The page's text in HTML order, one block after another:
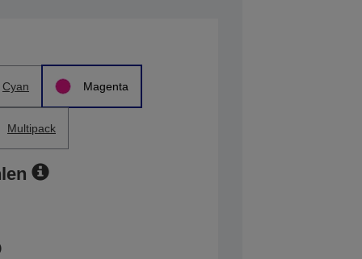
Cyan Magenta
Multipack